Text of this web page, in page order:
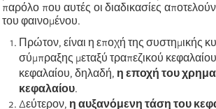
παρόλο που αυτές οι διαδικασίες
του φαινομένου.
Πρώτον, είναι η εποχή της συστημικής
σύμπραξης μεταξύ τραπεζικού
κεφαλαίου, δηλαδή, η εποχή του
κεφαλαίου.
Δεύτερον, η αυξανόμενη τάση του